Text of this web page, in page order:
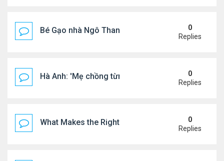
Bé Gạo nhà Ngô Thanh Vân dễ thương trong tiệc
0
Replies
Hà Anh: 'Mẹ chồng từng ngạc nhiên vì tôi luôn trả
0
Replies
What Makes the Right Retail POS Matter?0
Replies